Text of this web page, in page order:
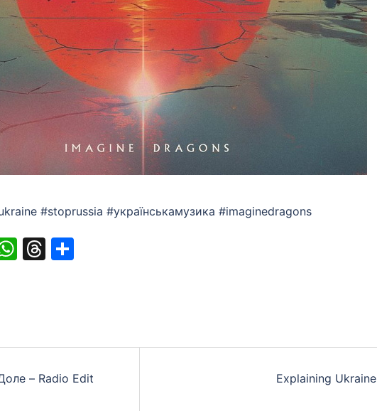
#stoprussia #українськамузика #imaginedragons
WhatsApp
Threads
– Radio Edit
Explaining Ukraine